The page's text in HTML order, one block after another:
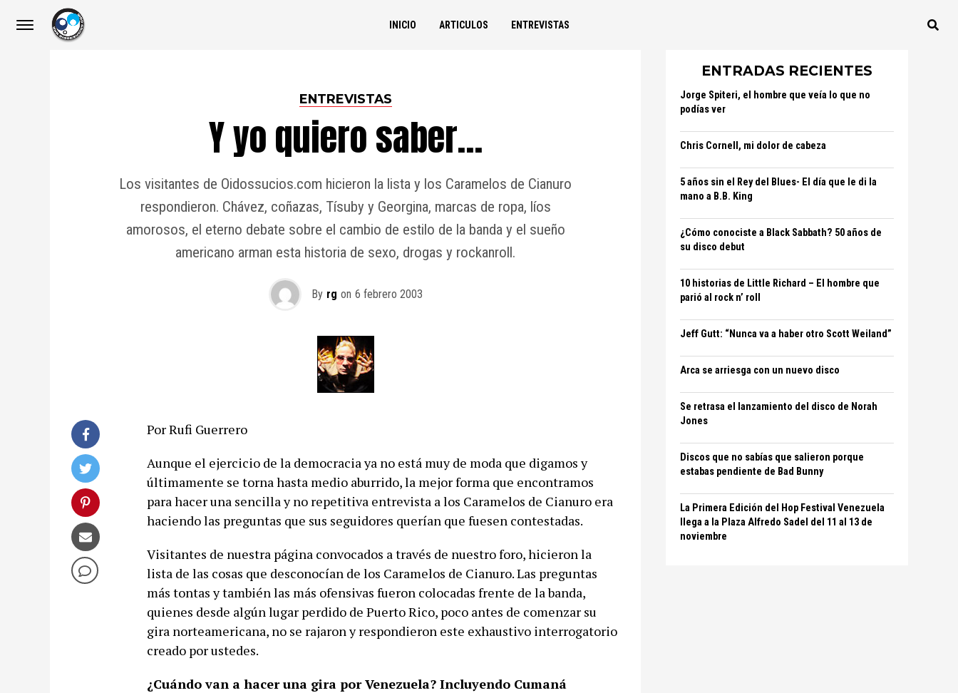
INICIO ARTICULOS ENTREVISTAS
ENTREVISTAS
Y yo quiero saber…
Los visitantes de Oidossucios.com hicieron la lista y los Caramelos de Cianuro
respondieron. Chávez, coñazas, Tísuby y Georgina, marcas de ropa, líos
amorosos, el eterno debate sobre el cambio de estilo de la banda y el sueño
americano arman esta historia de sexo, drogas y rockanroll.
By rg on 6 febrero 2003
Por Rufi Guerrero
Aunque el ejercicio de la democracia ya no está muy de moda que digamos y
últimamente se torna hasta medio aburrido, la mejor forma que encontramos
para hacer una sencilla y no repetitiva entrevista a los Caramelos de Cianuro era
haciendo las preguntas que sus seguidores querían que fuesen contestadas.
Visitantes de nuestra página convocados a través de nuestro foro, hicieron la
lista de las cosas que desconocían de los Caramelos de Cianuro. Las preguntas
más tontas y también las más ofensivas fueron colocadas frente de la banda,
quienes desde algún lugar perdido de Puerto Rico, poco antes de comenzar su
gira norteamericana, no se rajaron y respondieron este exhaustivo interrogatorio
creado por ustedes.
¿Cuándo van a hacer una gira por Venezuela? Incluyendo Cumaná
ENTRADAS RECIENTES
Jorge Spiteri, el hombre que veía lo que no
podías ver
Chris Cornell, mi dolor de cabeza
5 años sin el Rey del Blues- El día que le di la
mano a B.B. King
¿Cómo conociste a Black Sabbath? 50 años de
su disco debut
10 historias de Little Richard – El hombre que
parió al rock n’ roll
Jeff Gutt: “Nunca va a haber otro Scott Weiland”
Arca se arriesga con un nuevo disco
Se retrasa el lanzamiento del disco de Norah
Jones
Discos que no sabías que salieron porque
estabas pendiente de Bad Bunny
La Primera Edición del Hop Festival Venezuela
llega a la Plaza Alfredo Sadel del 11 al 13 de
noviembre